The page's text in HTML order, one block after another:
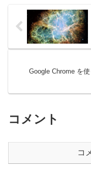
Google Chrome を
コメント
コ